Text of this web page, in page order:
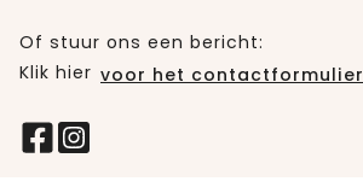
Of stuur ons een bericht:
Klik hier voor het contactformulier